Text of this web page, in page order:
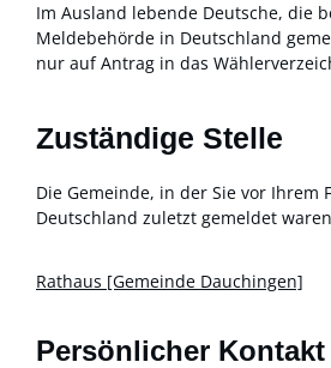
Im Ausland lebende Deutsche, die
Meldebehörde in Deutschland
nur auf Antrag in das
Zuständige Stelle
Die Gemeinde, in der Sie vor Ihrem
Deutschland zuletzt gemeldet waren
Rathaus [Gemeinde Dauchingen]
Persönlicher Kontakt